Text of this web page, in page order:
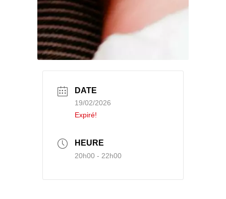
DATE
19/02/2026
Expiré!
HEURE
20h00 - 22h00